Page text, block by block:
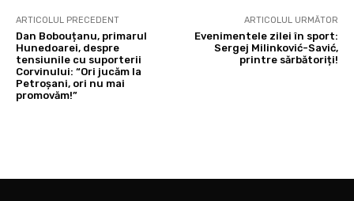
ARTICOLUL PRECEDENT
Dan Bobouțanu, primarul
Hunedoarei, despre
tensiunile cu suporterii
Corvinului: “Ori jucăm la
Petroșani, ori nu mai
promovăm!”
ARTICOLUL URMĂTOR
Evenimentele zilei în sport:
Sergej Milinković-Savić,
printre sărbătoriți!